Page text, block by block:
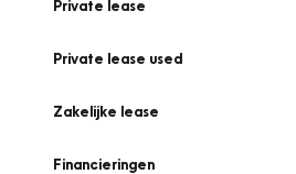
Private lease
Private lease used
Zakelijke lease
Financieringen